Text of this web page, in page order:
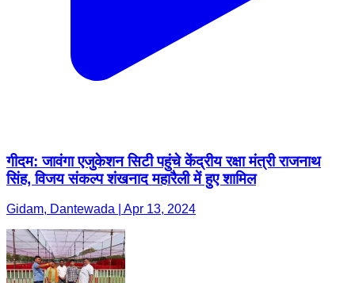
गीदम: जावंगा एजुकेशन सिटी पहुंचे केंद्रीय रक्षा मंत्री राजनाथ
सिंह, विजय संकल्प शंखनाद महारैली में हुए शामिल
Gidam, Dantewada | Apr 13, 2024